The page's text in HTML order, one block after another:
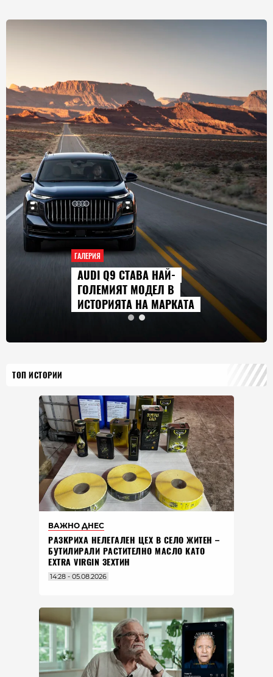
ГАЛЕРИЯ
AUDI Q9 СТАВА НАЙ-
ГОЛЕМИЯТ МОДЕЛ В
ИСТОРИЯТА НА МАРКАТА
ТОП ИСТОРИИ
ВАЖНО ДНЕС
РАЗКРИХА НЕЛЕГАЛЕН ЦЕХ В СЕЛО ЖИТЕН –
БУТИЛИРАЛИ РАСТИТЕЛНО МАСЛО КАТО
EXTRA VIRGIN ЗЕХТИН
14:28 - 05.08.2026